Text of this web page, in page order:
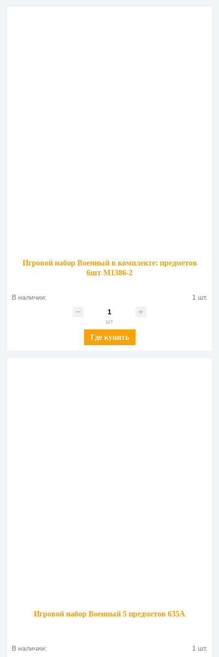
Игровой набор Военный в комплекте: предметов
6шт M1386-2
В наличии: 1 шт.
шт
Где купить
Игровой набор Военный 5 предметов 635A
В наличии: 1 шт.